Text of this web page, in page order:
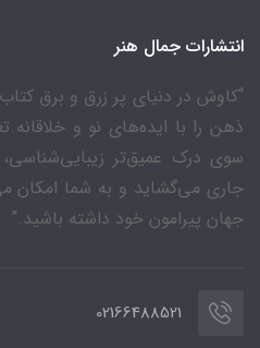
انتشارات جمال هنر
“کاوش در دنیای پر زرق و برق
ذهن را با ایده‌های نو و خلاقانه
سوی درک عمیق‌تر
جاری می‌گشاید و به شما امکان
جهان پیرامون خود داشته باشید.”
02166488521